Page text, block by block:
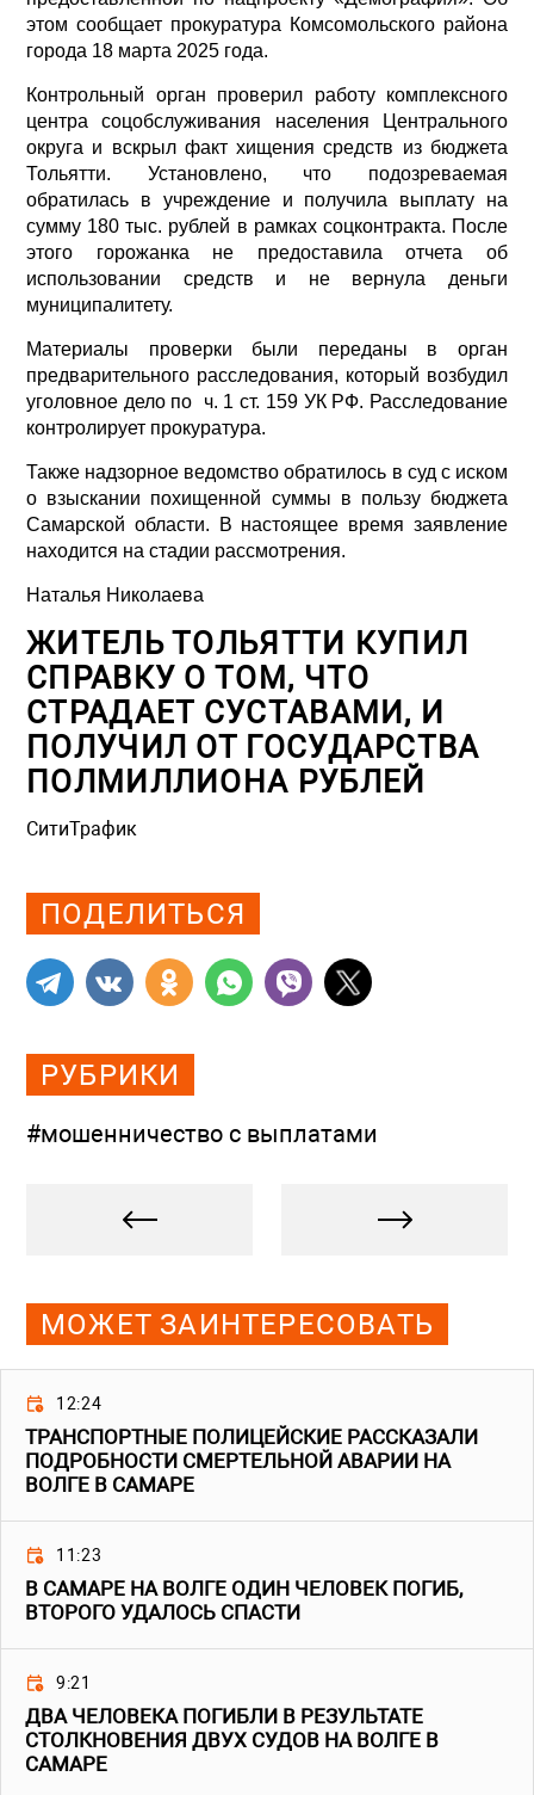
этом сообщает прокуратура Комсомольского района
города 18 марта 2025 года.
Контрольный орган проверил работу комплексного
центра соцобслуживания населения Центрального
округа и вскрыл факт хищения средств из бюджета
Тольятти. Установлено, что подозреваемая
обратилась в учреждение и получила выплату на
сумму 180 тыс. рублей в рамках соцконтракта. После
этого горожанка не предоставила отчета об
использовании средств и не вернула деньги
муниципалитету.
Материалы проверки были переданы в орган
предварительного расследования, который возбудил
уголовное дело по ч. 1 ст. 159 УК РФ. Расследование
контролирует прокуратура.
Также надзорное ведомство обратилось в суд с иском
о взыскании похищенной суммы в пользу бюджета
Самарской области. В настоящее время заявление
находится на стадии рассмотрения.
Наталья Николаева
ЖИТЕЛЬ ТОЛЬЯТТИ КУПИЛ
СПРАВКУ О ТОМ, ЧТО
СТРАДАЕТ СУСТАВАМИ, И
ПОЛУЧИЛ ОТ ГОСУДАРСТВА
ПОЛМИЛЛИОНА РУБЛЕЙ
СитиТрафик
ПОДЕЛИТЬСЯ
РУБРИКИ
#мошенничество с выплатами
МОЖЕТ ЗАИНТЕРЕСОВАТЬ
12:24
ТРАНСПОРТНЫЕ ПОЛИЦЕЙСКИЕ РАССКАЗАЛИ
ПОДРОБНОСТИ СМЕРТЕЛЬНОЙ АВАРИИ НА
ВОЛГЕ В САМАРЕ
11:23
В САМАРЕ НА ВОЛГЕ ОДИН ЧЕЛОВЕК ПОГИБ,
ВТОРОГО УДАЛОСЬ СПАСТИ
9:21
ДВА ЧЕЛОВЕКА ПОГИБЛИ В РЕЗУЛЬТАТЕ
СТОЛКНОВЕНИЯ ДВУХ СУДОВ НА ВОЛГЕ В
САМАРЕ